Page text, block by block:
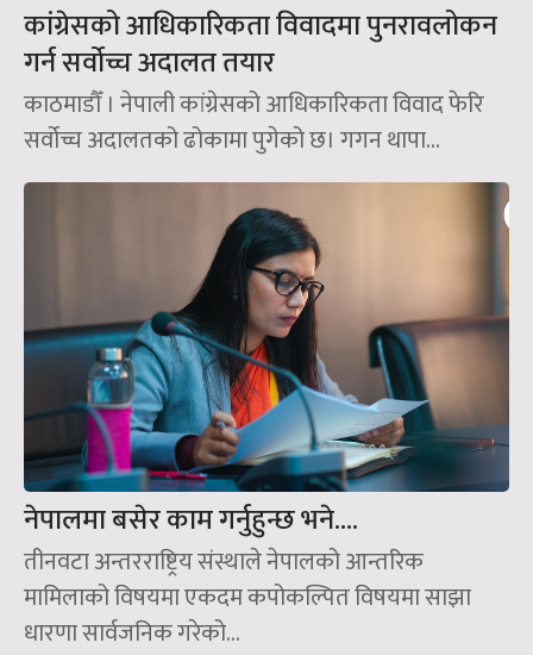
कांग्रेसको आधिकारिकता विवादमा पुनरावलोकन
गर्न सर्वोच्च अदालत तयार
काठमाडौँ । नेपाली कांग्रेसको आधिकारिकता विवाद फेरि
सर्वोच्च अदालतको ढोकामा पुगेको छ। गगन थापा...
नेपालमा बसेर काम गर्नुहुन्छ भने….
तीनवटा अन्तरराष्ट्रिय संस्थाले नेपालको आन्तरिक
मामिलाको विषयमा एकदम कपोकल्पित विषयमा साझा
धारणा सार्वजनिक गरेको...